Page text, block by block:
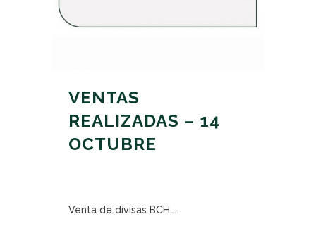
VENTAS
REALIZADAS – 14
OCTUBRE
Venta de divisas BCH...